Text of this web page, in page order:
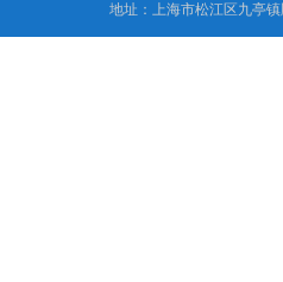
地址：上海市松江区九亭镇